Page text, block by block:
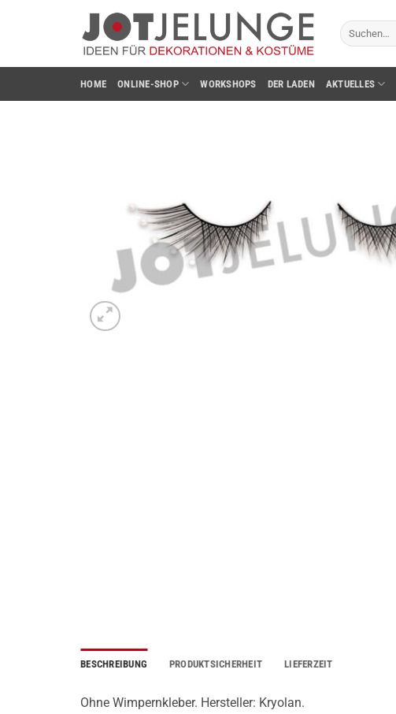
Suchen
nach:
HOME ONLINE-SHOP WORKSHOPS DER LADEN AKTUELLES
BESCHREIBUNG PRODUKTSICHERHEIT LIEFERZEIT
Ohne Wimpernkleber. Hersteller: Kryolan.